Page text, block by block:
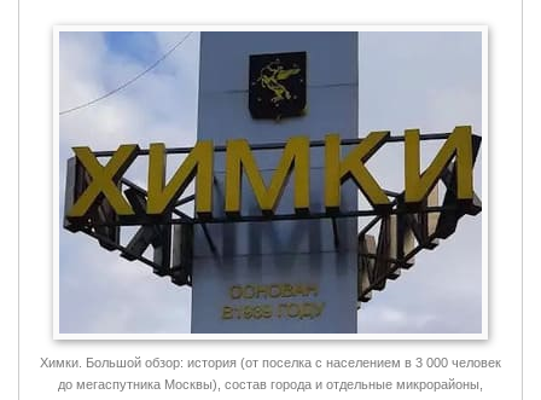
Химки. Большой обзор: история (от поселка с населением в 3 000 человек
до мегаспутника Москвы), состав города и отдельные микрорайоны,